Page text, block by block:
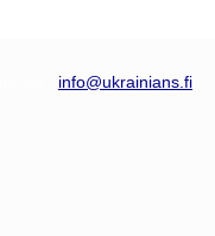
info@ukrainians.fi